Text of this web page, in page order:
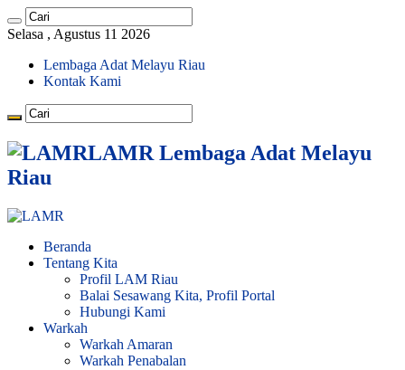
Selasa , Agustus 11 2026
Lembaga Adat Melayu Riau
Kontak Kami
LAMR Lembaga Adat Melayu
Riau
Beranda
Tentang Kita
Profil LAM Riau
Balai Sesawang Kita, Profil Portal
Hubungi Kami
Warkah
Warkah Amaran
Warkah Penabalan